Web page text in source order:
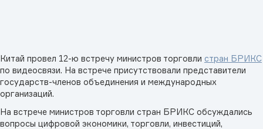
Китай провел 12-ю встречу министров торговли стран БРИКС
по видеосвязи. На встрече присутствовали представители
государств-членов объединения и международных
организаций.
На встрече министров торговли стран БРИКС обсуждались
вопросы цифровой экономики, торговли, инвестиций,